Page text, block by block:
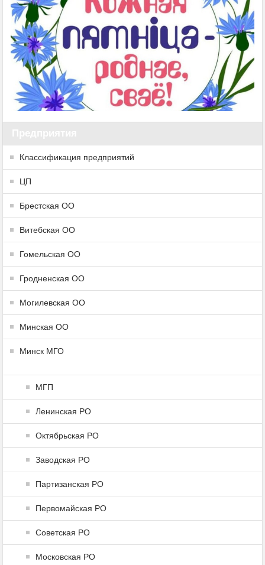
Классификация предприятий
ЦП
Брестская ОО
Витебская ОО
Гомельская ОО
Гродненская ОО
Могилевская ОО
Минская ОО
Минск МГО
МГП
Ленинская РО
Октябрьская РО
Заводская РО
Партизанская РО
Первомайская РО
Советская РО
Московская РО